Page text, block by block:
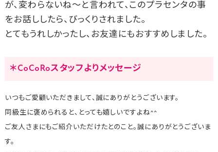
が、変わらないね～と言われて、このプラセンタの事
をお話ししたら、びっくりされました。
とてもうれしかったし、お友達にもおすすめしました。
＊CoCoRoスタッフよりメッセージ
いつもご愛顧いただきまして、誠にありがとうございます。
同級生に褒められると、とっても嬉しいですよね^^
ご友人さまにもご紹介いただけたとのこと。誠にありがとうございま
す。